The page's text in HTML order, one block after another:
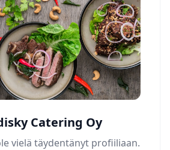
Catering Oy
vielä täydentänyt profiiliaan.